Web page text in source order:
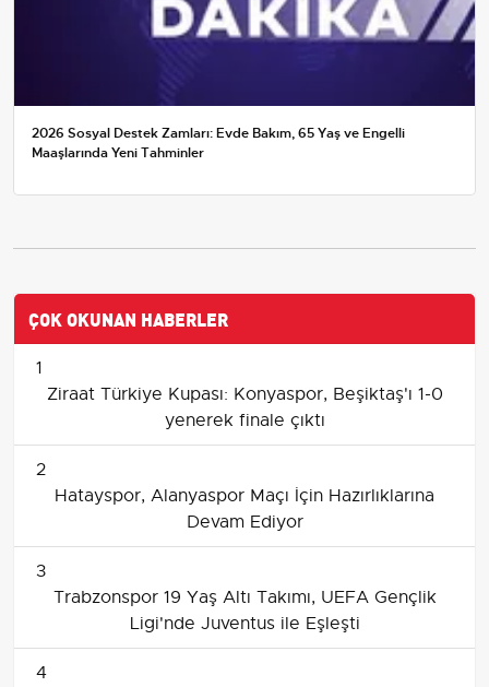
2026 Sosyal Destek Zamları: Evde Bakım, 65 Yaş ve Engelli
Maaşlarında Yeni Tahminler
ÇOK OKUNAN HABERLER
1
Ziraat Türkiye Kupası: Konyaspor, Beşiktaş'ı 1-0
yenerek finale çıktı
2
Hatayspor, Alanyaspor Maçı İçin Hazırlıklarına
Devam Ediyor
3
Trabzonspor 19 Yaş Altı Takımı, UEFA Gençlik
Ligi'nde Juventus ile Eşleşti
4